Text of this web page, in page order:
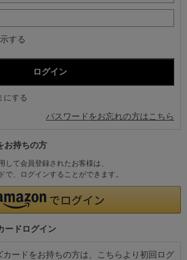
する
にする
パスワードをお忘れの方はこちら
お持ちの方
して会員登録されたお客様は、
で、ログインすることができます。
ードログイン
ードをお持ちの方は、こちらより初回ログ